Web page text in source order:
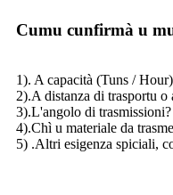
Cumu cunfirmà u
1). A capacità (Tuns /
2).A distanza di trasportu o
3).L'angolo di trasmissioni?
4).Chì u materiale da
5) .Altri esigenza spiciali,